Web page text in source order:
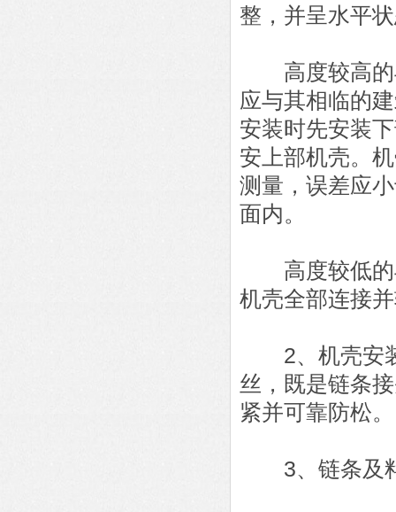
整，并呈水平
高度较高的
应与其相临的
安装时先安装
安上部机壳。
测量，误差应
面内。
高度较低的
机壳全部连接
2、机壳安装
丝，既是链条
紧并可靠防松。
3、链条及料